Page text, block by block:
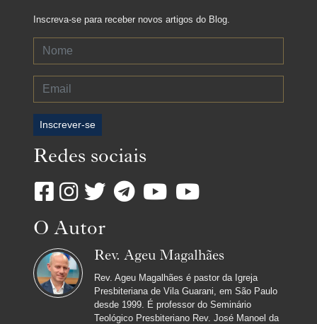
Inscreva-se para receber novos artigos do Blog.
Inscrever-se
Redes sociais
O Autor
Rev. Ageu Magalhães
Rev. Ageu Magalhães é pastor da Igreja
Presbiteriana de Vila Guarani, em São Paulo
desde 1999. É professor do Seminário
Teológico Presbiteriano Rev. José Manoel da